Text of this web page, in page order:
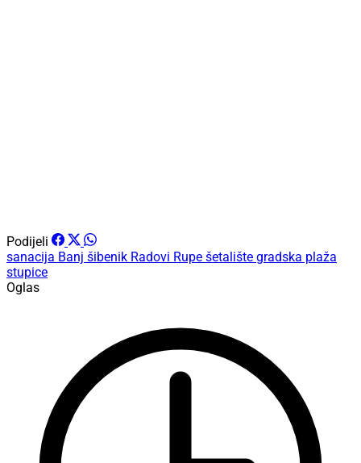
Podijeli
sanacija Banj šibenik Radovi Rupe šetalište gradska plaža
stupice
Oglas